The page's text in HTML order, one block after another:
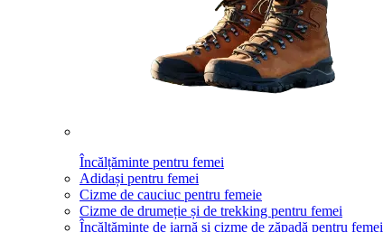
Încălțăminte pentru femei
Adidași pentru femei
Cizme de cauciuc pentru femeie
Cizme de drumeție și de trekking pentru femei
Încălțăminte de iarnă și cizme de zăpadă pentru femei